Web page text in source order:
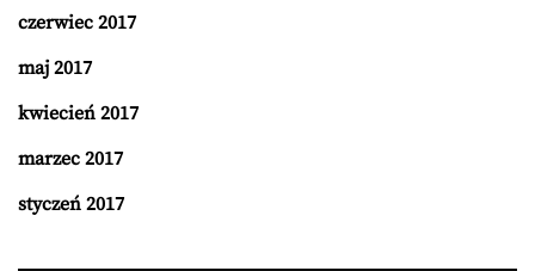
czerwiec 2017
maj 2017
kwiecień 2017
marzec 2017
styczeń 2017